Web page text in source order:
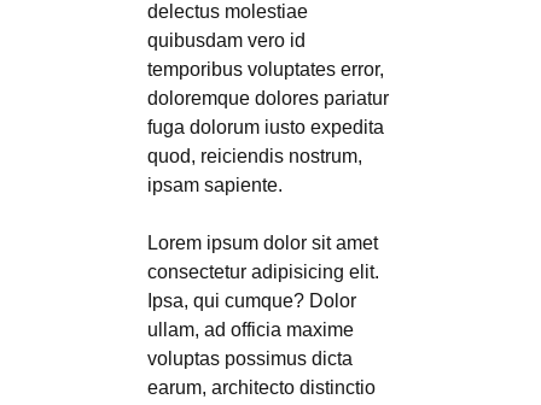
delectus molestiae
quibusdam vero id
temporibus voluptates error,
doloremque dolores pariatur
fuga dolorum iusto expedita
quod, reiciendis nostrum,
ipsam sapiente.
Lorem ipsum dolor sit amet
consectetur adipisicing elit.
Ipsa, qui cumque? Dolor
ullam, ad officia maxime
voluptas possimus dicta
earum, architecto distinctio